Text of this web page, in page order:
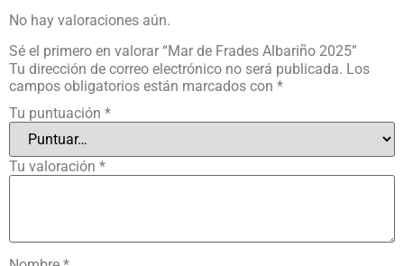
No hay valoraciones aún.
Sé el primero en valorar “Mar de Frades Albariño 2025”
Tu dirección de correo electrónico no será publicada. Los
campos obligatorios están marcados con *
Tu puntuación *
Tu valoración *